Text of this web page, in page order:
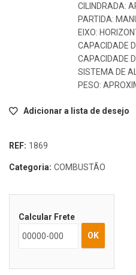
CILINDRADA:
PARTIDA:
EIXO:
CAPACIDADE
CAPACIDADE
SISTEMA DE
PESO:
Adicionar a lista de desejo
REF: 1869
Categoria: COMBUSTÃO
Calcular Frete
OK